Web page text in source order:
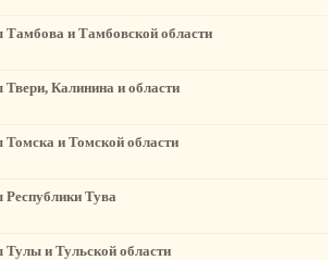
Тамбова и Тамбовской области
Калинина и области
и Томской области
Тува
и Тульской области